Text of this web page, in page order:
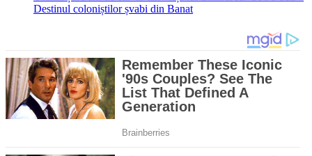
Destinul coloniștilor șvabi din Banat